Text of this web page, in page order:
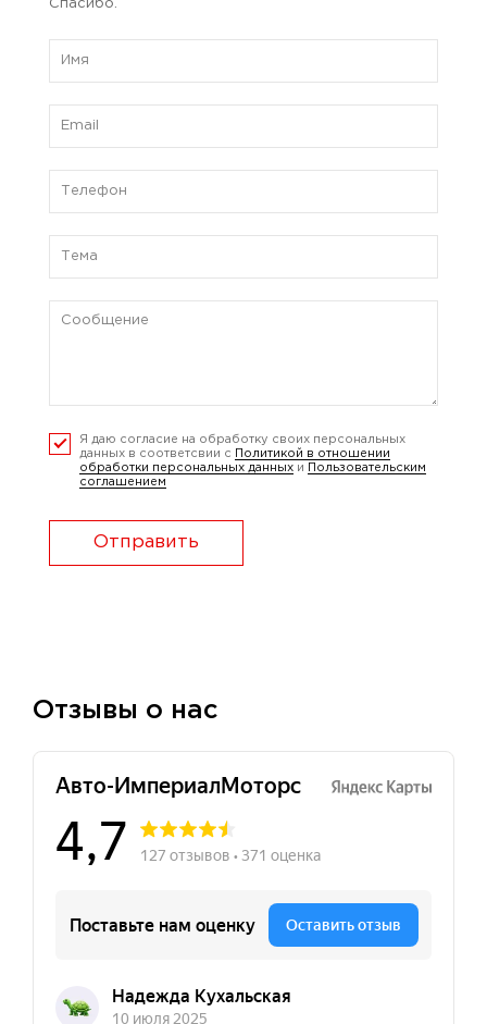
Спасибо.
Я даю согласие на обработку своих персональных
данных в соответсвии с
Политикой в отношении
обработки персональных данных и
Пользовательским
соглашением
Отправить
Отзывы о нас